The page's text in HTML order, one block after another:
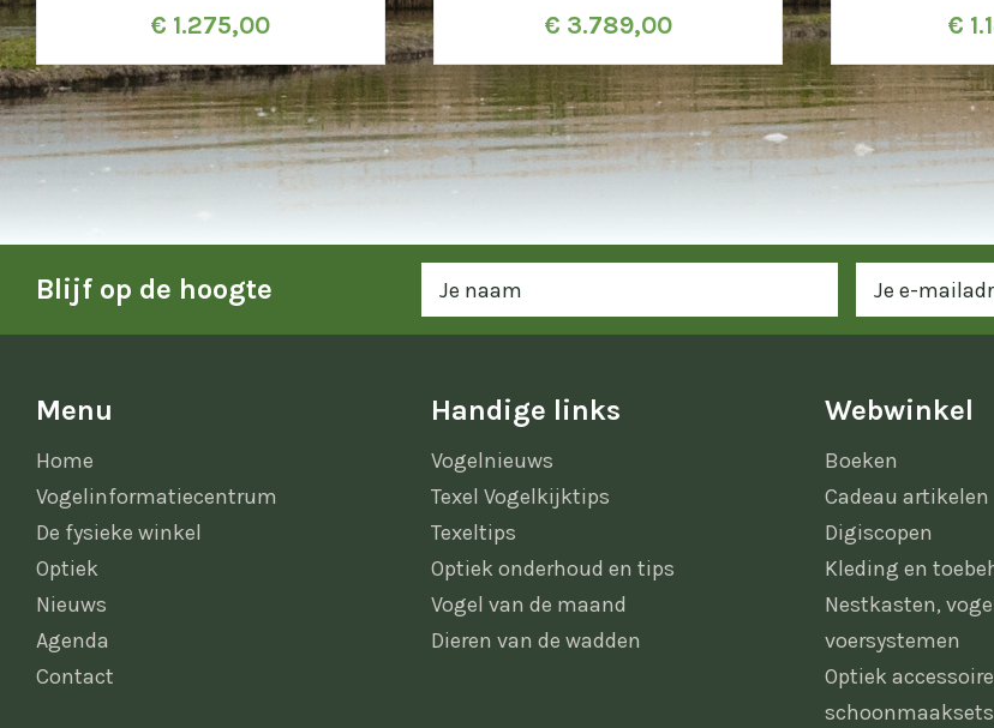
€ 1.275,00
€ 3.789,00
€
Blijf op de hoogte
Menu
Home
Vogelinformatiecentrum
De fysieke winkel
Optiek
Nieuws
Agenda
Contact
Handige links
Vogelnieuws
Texel Vogelkijktips
Texeltips
Optiek onderhoud en tips
Vogel van de maand
Dieren van de wadden
Webwinkel
Boeken
Cadeau artikelen
Digiscopen
Kleding en
Nestkasten,
voersystemen
Optiek
schoonmaaksets